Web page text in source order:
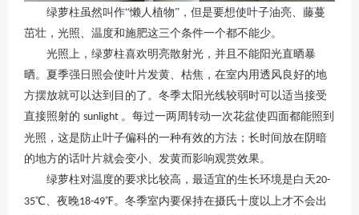
绿萝柱虽然叫作“懒人植物”，但是要想使叶子油亮、藤蔓
茁壮，光照、温度和施肥这三个条件一个都不能少。
光照上，绿萝柱喜欢明亮散射光，并且不能阳光直晒暴
晒。夏季强日照会使叶片发黄、枯焦，在室内用透风良好的地
方摆放就可以达到目的了。冬季太阳光线较弱时可以适当接受
直接照射的 sunlight 。每过一两周转动一次花盆使四面都能照到
光照，这是防止叶子偏科的一种有效的方法；长时间放在阴暗
的地方的话叶片就会变小、发黄而影响观赏效果。
绿萝柱对温度的要求比较高，最适宜的生长环境是白天20-
35℃、夜晚18-49℉。冬季室内要保持在摄氏十度以上才不会出